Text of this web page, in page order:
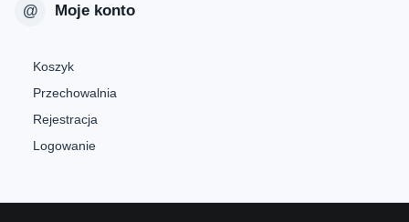
Moje konto
Koszyk
Przechowalnia
Rejestracja
Logowanie